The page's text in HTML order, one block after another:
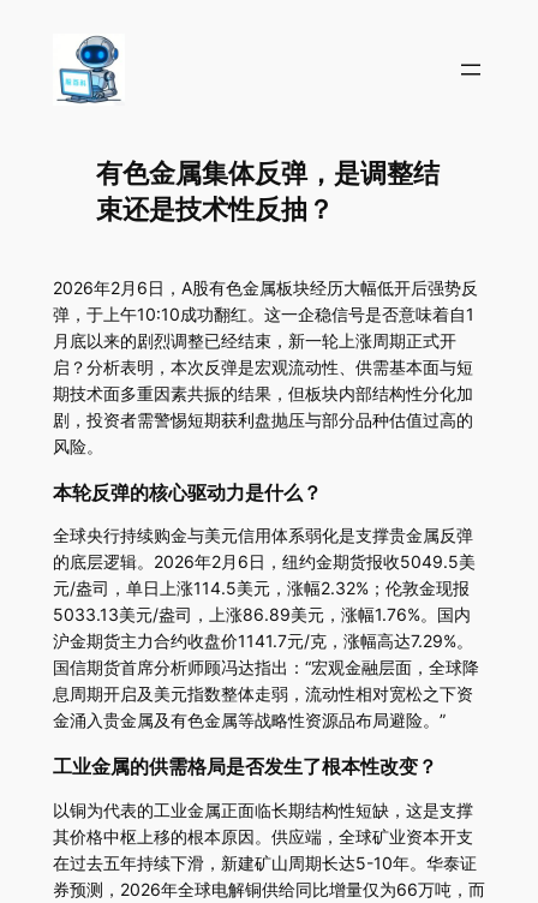
有色金属集体反弹，是调整结
束还是技术性反抽？
2026年2月6日，A股有色金属板块经历大幅低开后强势反
弹，于上午10:10成功翻红。这一企稳信号是否意味着自1
月底以来的剧烈调整已经结束，新一轮上涨周期正式开
启？分析表明，本次反弹是宏观流动性、供需基本面与短
期技术面多重因素共振的结果，但板块内部结构性分化加
剧，投资者需警惕短期获利盘抛压与部分品种估值过高的
风险。
本轮反弹的核心驱动力是什么？
全球央行持续购金与美元信用体系弱化是支撑贵金属反弹
的底层逻辑。2026年2月6日，纽约金期货报收5049.5美
元/盎司，单日上涨114.5美元，涨幅2.32%；伦敦金现报
5033.13美元/盎司，上涨86.89美元，涨幅1.76%。国内
沪金期货主力合约收盘价1141.7元/克，涨幅高达7.29%。
国信期货首席分析师顾冯达指出：“宏观金融层面，全球降
息周期开启及美元指数整体走弱，流动性相对宽松之下资
金涌入贵金属及有色金属等战略性资源品布局避险。”
工业金属的供需格局是否发生了根本性改变？
以铜为代表的工业金属正面临长期结构性短缺，这是支撑
其价格中枢上移的根本原因。供应端，全球矿业资本开支
在过去五年持续下滑，新建矿山周期长达5-10年。华泰证
券预测，2026年全球电解铜供给同比增量仅为66万吨，而